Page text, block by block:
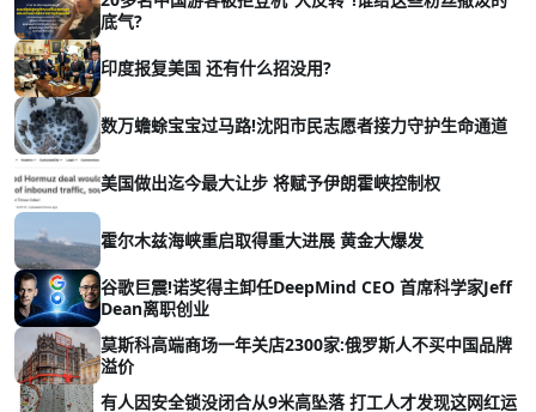
底气?
印度报复美国 还有什么招没用?
数万蟾蜍宝宝过马路!沈阳市民志愿者接力守护生命通道
美国做出迄今最大让步 将赋予伊朗霍峡控制权
霍尔木兹海峡重启取得重大进展 黄金大爆发
谷歌巨震!诺奖得主卸任DeepMind CEO 首席科学家Jeff
Dean离职创业
莫斯科高端商场一年关店2300家:俄罗斯人不买中国品牌
溢价
有人因安全锁没闭合从9米高坠落 打工人才发现这网红运